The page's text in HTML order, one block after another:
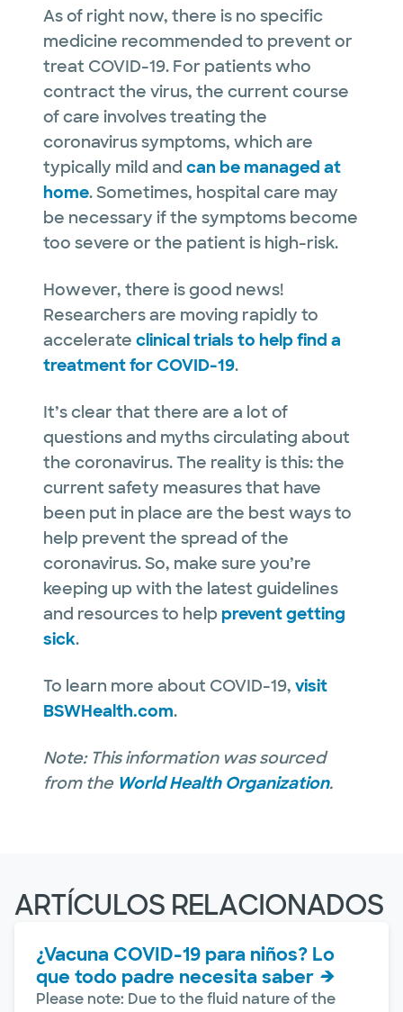
As of right now, there is no specific
medicine recommended to prevent or
treat COVID-19. For patients who
contract the virus, the current course
of care involves treating the
coronavirus symptoms, which are
typically mild and can be managed at
home. Sometimes, hospital care may
be necessary if the symptoms become
too severe or the patient is high-risk.
However, there is good news!
Researchers are moving rapidly to
accelerate clinical trials to help find a
treatment for COVID-19.
It’s clear that there are a lot of
questions and myths circulating about
the coronavirus. The reality is this: the
current safety measures that have
been put in place are the best ways to
help prevent the spread of the
coronavirus. So, make sure you’re
keeping up with the latest guidelines
and resources to help prevent getting
sick.
To learn more about COVID-19, visit
BSWHealth.com.
Note: This information was sourced
from the World Health Organization.
ARTÍCULOS RELACIONADOS
¿Vacuna COVID-19 para niños? Lo
que todo padre necesita saber
Please note: Due to the fluid nature of the